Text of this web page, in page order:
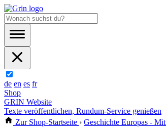
de en es fr
Shop
GRIN Website
Texte veröffentlichen, Rundum-Service genießen
Zur Shop-Startseite › Geschichte Europas -